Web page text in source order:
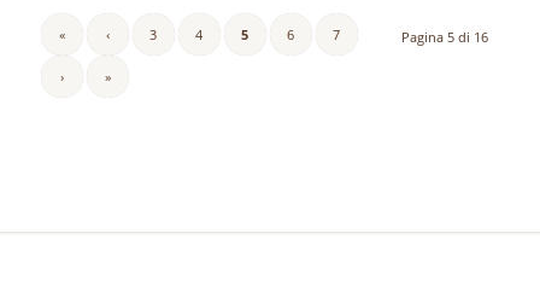
Pagina 5 di 16
« ‹ 3 4 5 6 7
› »